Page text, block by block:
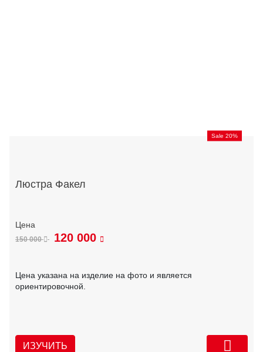
Sale 20%
Люстра Факел
150 000 120 000
Цена указана на изделие на фото и является
ориентировочной.
ИЗУЧИТЬ